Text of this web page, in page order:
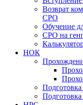
Возврат
СРО
Обучение
СРО на
НОК